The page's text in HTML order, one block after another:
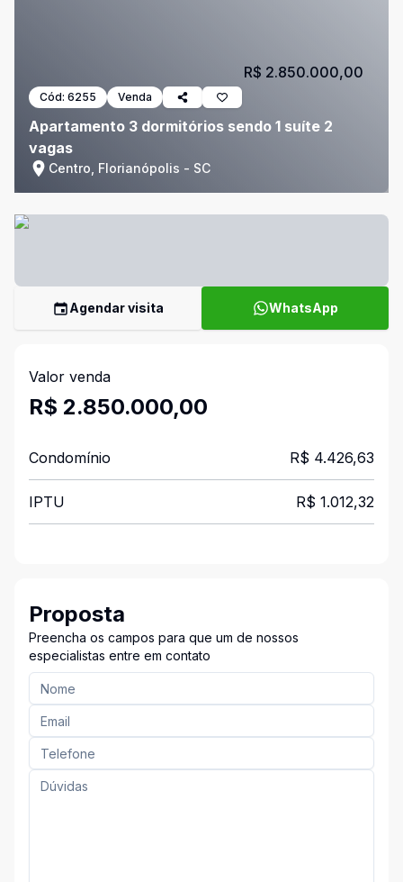
Cód: 6255 Venda
Apartamento 3 dormitórios sendo 1 suíte 2
vagas
Centro, Florianópolis - SC
R$ 2.850.000,00
Agendar visita WhatsApp
Valor venda
R$ 2.850.000,00
Condomínio R$ 4.426,63
IPTU R$ 1.012,32
Proposta
Preencha os campos para que um de nossos
especialistas entre em contato